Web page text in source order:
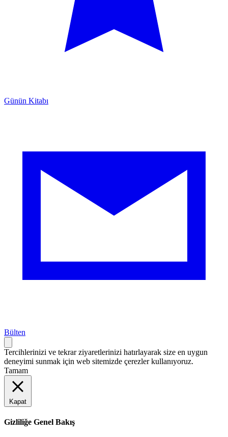
Günün Kitabı
Bülten
Tercihlerinizi ve tekrar ziyaretlerinizi hatırlayarak size en uygun
deneyimi sunmak için web sitemizde çerezler kullanıyoruz.
Tamam
Kapat
Gizliliğe Genel Bakış